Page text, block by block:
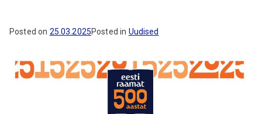
Posted on 25.03.2025Posted in Uudised